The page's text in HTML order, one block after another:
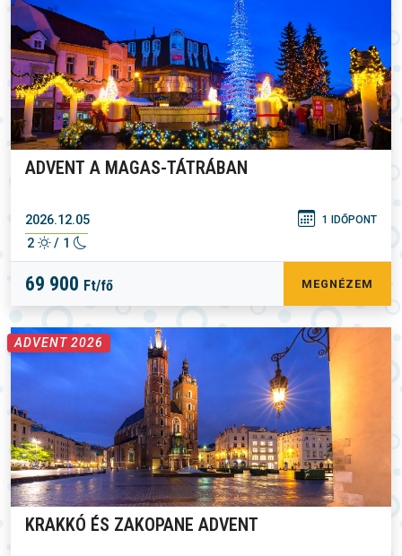
ADVENT A MAGAS-TÁTRÁBAN
2026.12.05 1 IDŐPONT
2 / 1
69 900 Ft/fő MEGNÉZEM
ADVENT 2026
KRAKKÓ ÉS ZAKOPANE ADVENT